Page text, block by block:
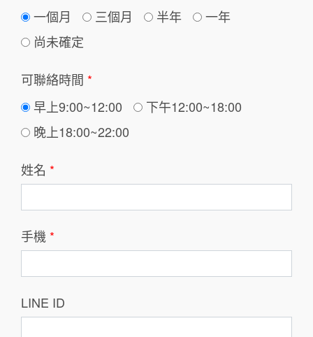
一個月
三個月 半年
一年
尚未確定
可聯絡時間 *
早上9:00~12:00
下午12:00~18:00
晚上18:00~22:00
姓名 *
手機 *
LINE ID